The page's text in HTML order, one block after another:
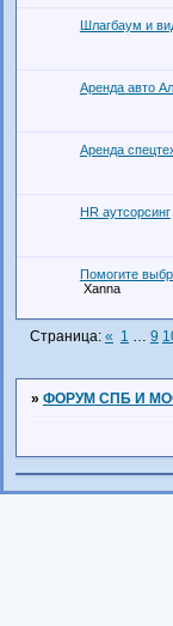
Шлагбаум и
Аренда авто
Аренда
HR аутсорсинг
Помогите
Xanna
Страница: « 1 … 9
» ФОРУМ СПБ И